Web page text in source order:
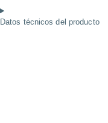
Datos técnicos del producto